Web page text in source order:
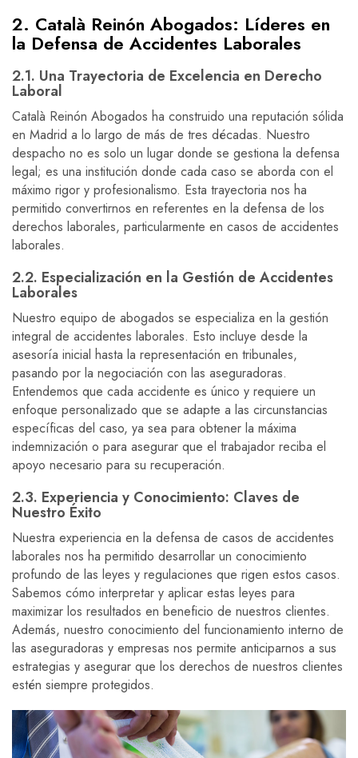
2. Català Reinón Abogados: Líderes en
la Defensa de Accidentes Laborales
2.1. Una Trayectoria de Excelencia en Derecho
Laboral
Català Reinón Abogados ha construido una reputación sólida
en Madrid a lo largo de más de tres décadas. Nuestro
despacho no es solo un lugar donde se gestiona la defensa
legal; es una institución donde cada caso se aborda con el
máximo rigor y profesionalismo. Esta trayectoria nos ha
permitido convertirnos en referentes en la defensa de los
derechos laborales, particularmente en casos de accidentes
laborales.
2.2. Especialización en la Gestión de Accidentes
Laborales
Nuestro equipo de abogados se especializa en la gestión
integral de accidentes laborales. Esto incluye desde la
asesoría inicial hasta la representación en tribunales,
pasando por la negociación con las aseguradoras.
Entendemos que cada accidente es único y requiere un
enfoque personalizado que se adapte a las circunstancias
específicas del caso, ya sea para obtener la máxima
indemnización o para asegurar que el trabajador reciba el
apoyo necesario para su recuperación.
2.3. Experiencia y Conocimiento: Claves de
Nuestro Éxito
Nuestra experiencia en la defensa de casos de accidentes
laborales nos ha permitido desarrollar un conocimiento
profundo de las leyes y regulaciones que rigen estos casos.
Sabemos cómo interpretar y aplicar estas leyes para
maximizar los resultados en beneficio de nuestros clientes.
Además, nuestro conocimiento del funcionamiento interno de
las aseguradoras y empresas nos permite anticiparnos a sus
estrategias y asegurar que los derechos de nuestros clientes
estén siempre protegidos.